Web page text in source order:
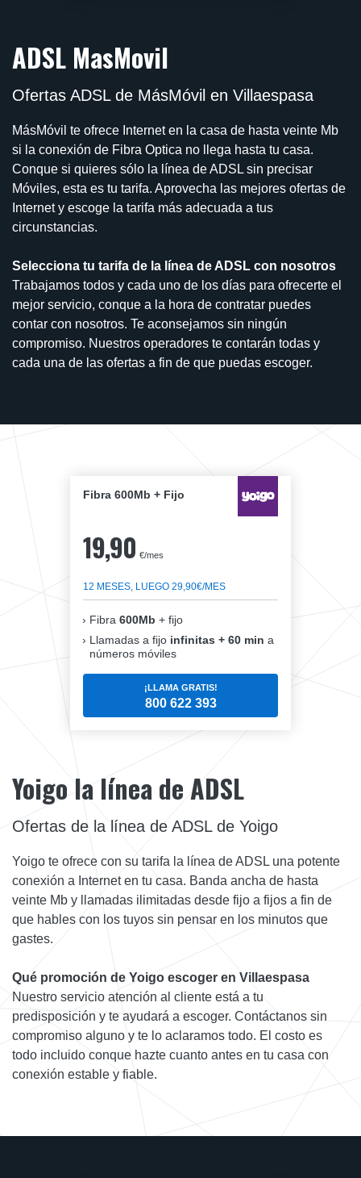
ADSL MasMovil
Ofertas ADSL de MásMóvil en Villaespasa
MásMóvil te ofrece Internet en la casa de hasta veinte Mb
si la conexión de Fibra Optica no llega hasta tu casa.
Conque si quieres sólo la línea de ADSL sin precisar
Móviles, esta es tu tarifa. Aprovecha las mejores ofertas de
Internet y escoge la tarifa más adecuada a tus
circunstancias.
Selecciona tu tarifa de la línea de ADSL con nosotros
Trabajamos todos y cada uno de los días para ofrecerte el
mejor servicio, conque a la hora de contratar puedes
contar con nosotros. Te aconsejamos sin ningún
compromiso. Nuestros operadores te contarán todas y
cada una de las ofertas a fin de que puedas escoger.
Fibra 600Mb + Fijo
19,90 €/mes
12 MESES, LUEGO 29,90€/MES
Fibra 600Mb + fijo
Llamadas a fijo infinitas + 60 min a
números móviles
¡LLAMA GRATIS!
800 622 393
Yoigo la línea de ADSL
Ofertas de la línea de ADSL de Yoigo
Yoigo te ofrece con su tarifa la línea de ADSL una potente
conexión a Internet en tu casa. Banda ancha de hasta
veinte Mb y llamadas ilimitadas desde fijo a fijos a fin de
que hables con los tuyos sin pensar en los minutos que
gastes.
Qué promoción de Yoigo escoger en Villaespasa
Nuestro servicio atención al cliente está a tu
predisposición y te ayudará a escoger. Contáctanos sin
compromiso alguno y te lo aclaramos todo. El costo es
todo incluido conque hazte cuanto antes en tu casa con
conexión estable y fiable.